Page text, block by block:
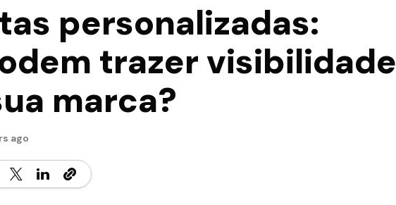
personalizadas:
trazer visibilidade
marca?
ago